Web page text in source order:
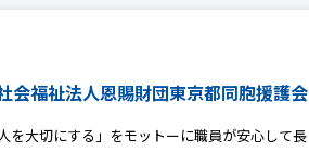
会福祉法人恩賜財団東京都同胞援護会
人を大切にする」をモットーに職員が安心して長